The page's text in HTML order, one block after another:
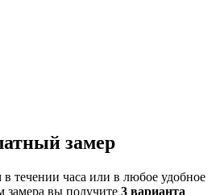
замер
течении часа или в любое удобное
замера вы получите 3 варианта